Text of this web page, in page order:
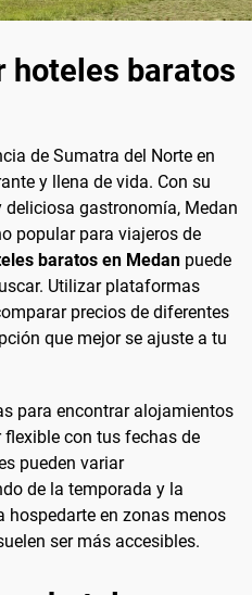
hoteles baratos
de Sumatra del Norte en
y llena de vida. Con su
gastronomía, Medan
popular para viajeros de
baratos en Medan puede
Utilizar plataformas
precios de diferentes
que mejor se ajuste a tu
para encontrar alojamientos
con tus fechas de
pueden variar
de la temporada y la
hospedarte en zonas menos
ser más accesibles.